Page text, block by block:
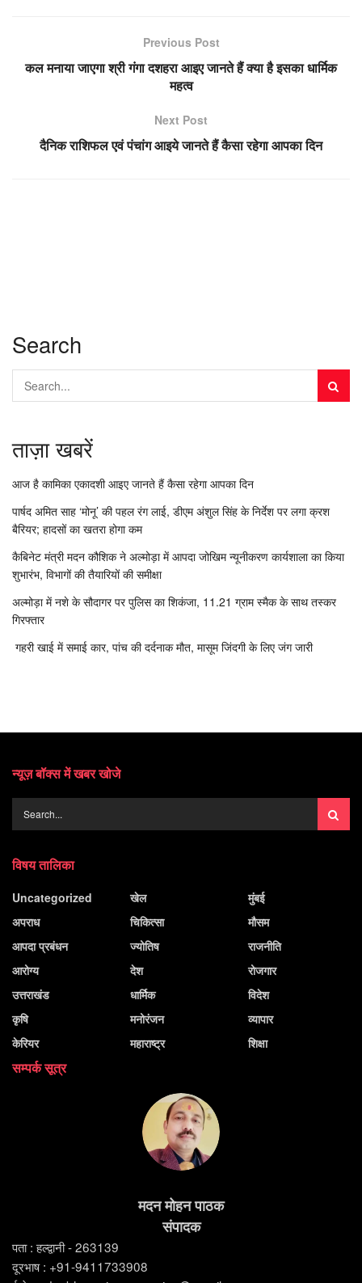
Previous Post
कल मनाया जाएगा श्री गंगा दशहरा आइए जानते हैं क्या है इसका धार्मिक
महत्व
Next Post
दैनिक राशिफल एवं पंचांग आइये जानते हैं कैसा रहेगा आपका दिन
Search
ताज़ा खबरें
आज है कामिका एकादशी आइए जानते हैं कैसा रहेगा आपका दिन
पार्षद अमित साह ‘मोनू’ की पहल रंग लाई, डीएम अंशुल सिंह के निर्देश पर लगा क्रश
बैरियर; हादसों का खतरा होगा कम
कैबिनेट मंत्री मदन कौशिक ने अल्मोड़ा में आपदा जोखिम न्यूनीकरण कार्यशाला का किया
शुभारंभ, विभागों की तैयारियों की समीक्षा
अल्मोड़ा में नशे के सौदागर पर पुलिस का शिकंजा, 11.21 ग्राम स्मैक के साथ तस्कर
गिरफ्तार
गहरी खाई में समाई कार, पांच की दर्दनाक मौत, मासूम जिंदगी के लिए जंग जारी
न्यूज़ बॉक्स में खबर खोजे
विषय तालिका
Uncategorized
अपराध
आपदा प्रबंधन
आरोग्य
उत्तराखंड
कृषि
केरियर
खेल
चिकित्सा
ज्योतिष
देश
धार्मिक
मनोरंजन
महाराष्ट्र
मुंबई
मौसम
राजनीति
रोजगार
विदेश
व्यापार
शिक्षा
सम्पर्क सूत्र
मदन मोहन पाठक
संपादक
पता : हल्द्वानी - 263139
दूरभाष : +91-9411733908